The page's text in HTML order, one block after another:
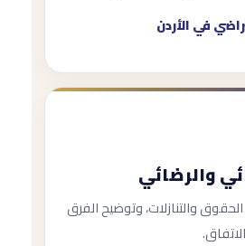
في الأردن
والرضائي
الحقوق والتنازلات، وتوضيح الفرق